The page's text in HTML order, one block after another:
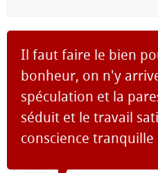
Il faut faire le bien
bonheur, on n'y
spéculation et la
séduit et le travail
conscience